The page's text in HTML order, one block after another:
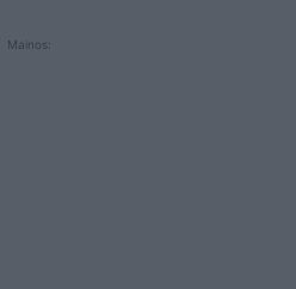
Mainos: